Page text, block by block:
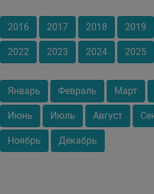
2016 2017 2018 2019
2022 2023 2024 2025
Январь Февраль Март
Июнь Июль Август
Ноябрь Декабрь